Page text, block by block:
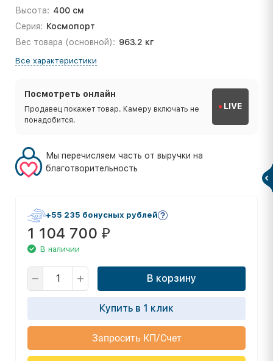
Высота: 400 см
Серия: Космопорт
Вес товара (основной): 963.2 кг
Все характеристики
Посмотреть онлайн
Продавец покажет товар. Камеру включать не
понадобится.
LIVE
Мы перечисляем часть от выручки на
благотворительность
+55 235 бонусных рублей
1 104 700 ₽
В наличии
В корзину
Купить в 1 клик
Запросить КП/Счет